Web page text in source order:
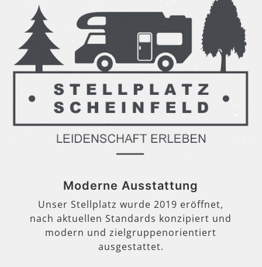
Moderne Ausstattung
Unser Stellplatz wurde 2019 eröffnet,
nach aktuellen Standards konzipiert und
modern und zielgruppenorientiert
ausgestattet.